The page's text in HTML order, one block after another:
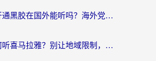
网易云开通黑胶在国外能听吗？海外党亲测有效的回国听音乐方案
国外如何听喜马拉雅？别让地域限制，断了你的中文声音陪伴